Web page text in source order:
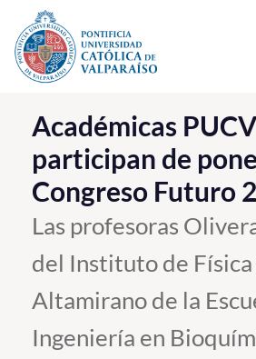
Click acá para ir directamente al contenido
La Universidad
Investigación, Creación e
PUCV Internacional
Vinculación con el Medio
Admisión
Académicas PUCV
participan de
Congreso Futuro
Las profesoras
del Instituto de
Altamirano de la
Ingeniería en